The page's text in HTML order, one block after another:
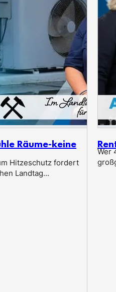
Räume-keine
Hitzeschutz fordert
Landtag...
Wer